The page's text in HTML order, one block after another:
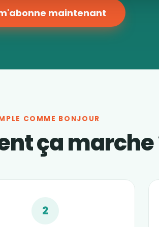
maintenant
COMME BONJOUR
ça marche
2